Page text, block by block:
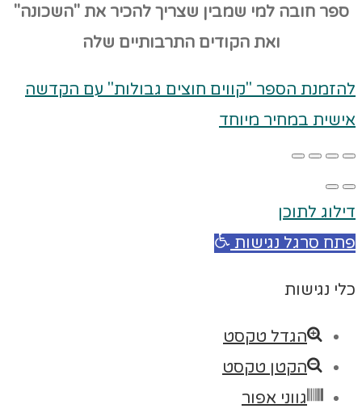
ספר חובה למי שמבין שצריך להכיר את "השכונה"
ואת הקודים התרבותיים שלה
להזמנת הספר "קווים חוצים גבולות" עם הקדשה
אישית במחיר מיוחד
דילוג לתוכן
פתח סרגל נגישות
כלי נגישות
הגדל טקסט
הקטן טקסט
גווני אפור